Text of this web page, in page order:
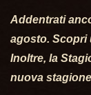
Addentrati
agosto. Scopri
Inoltre, la
nuova